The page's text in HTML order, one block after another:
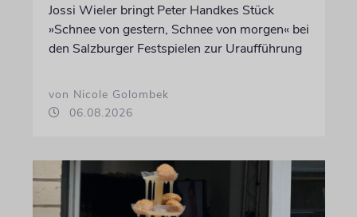
Jossi Wieler bringt Peter Handkes Stück
»Schnee von gestern, Schnee von morgen« bei
den Salzburger Festspielen zur Uraufführung
von Nicole Golombek
06.08.2026